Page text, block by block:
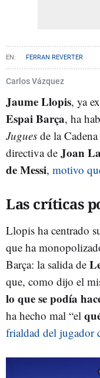
FERRAN REVERTER
Carlos Vázquez
Jaume Llopis, ya
Espai Barça, ha
Jugues de la
directiva de Joan
de Messi, motivo
Las críticas
Llopis ha centrado
que ha
Barça: la salida de
que, como dijo el
lo que se podía
ha hecho mal “el
frialdad del jugador